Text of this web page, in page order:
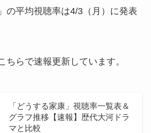
の平均視聴率は4/3（月）に発表
ちらで速報更新しています。
「どうする家康」視聴率一覧表＆
グラフ推移【速報】歴代大河ドラ
マと比較